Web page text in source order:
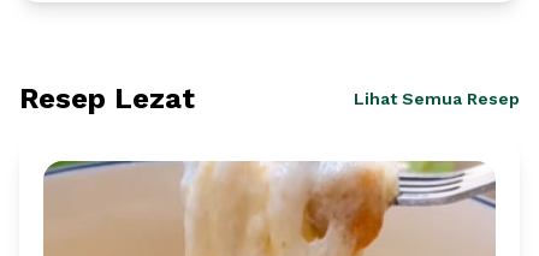
Resep Lezat Lihat Semua Resep